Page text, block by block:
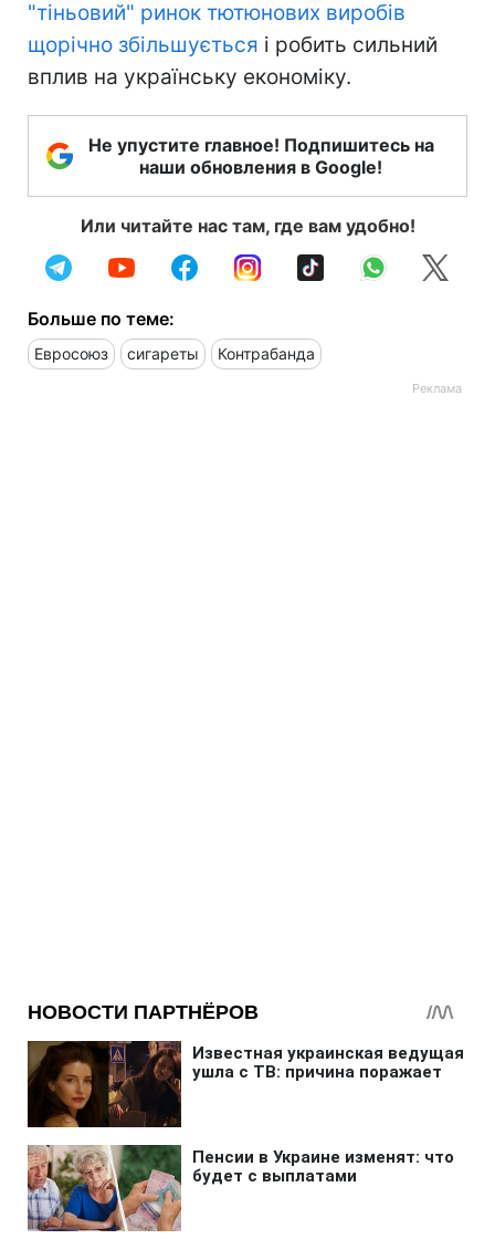
"тіньовий" ринок тютюнових виробів
щорічно збільшується і робить сильний
вплив на українську економіку.
Не упустите главное! Подпишитесь на
наши обновления в Google!
Или читайте нас там, где вам удобно!
Больше по теме:
Евросоюз сигареты Контрабанда